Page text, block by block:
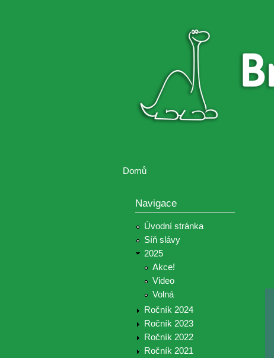
Brontosaurus
Brontosaurus
Domů
Navigace
Úvodní stránka
Síň slávy
2025
Akce!
Video
Volná
Ročník 2024
Ročník 2023
Ročník 2022
Ročník 2021